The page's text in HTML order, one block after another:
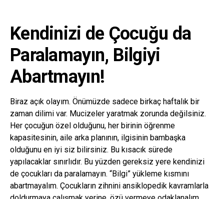
Kendinizi de Çocuğu da
Paralamayın, Bilgiyi
Abartmayın!
Biraz açık olayım. Önümüzde sadece birkaç haftalık bir
zaman dilimi var. Mucizeler yaratmak zorunda değilsiniz.
Her çocuğun özel olduğunu, her birinin öğrenme
kapasitesinin, aile arka planının, ilgisinin bambaşka
olduğunu en iyi siz bilirsiniz. Bu kısacık sürede
yapılacaklar sınırlıdır. Bu yüzden gereksiz yere kendinizi
de çocukları da paralamayın. “Bilgi” yükleme kısmını
abartmayalım. Çocukların zihnini ansiklopedik kavramlarla